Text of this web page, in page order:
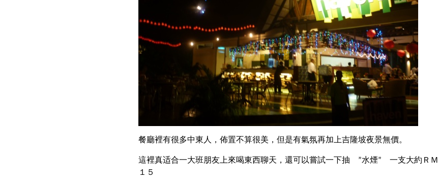
餐廳裡有很多中東人，佈置不算很美，但是有氣氛再加上吉隆坡夜景無價。
這裡真适合一大班朋友上來喝東西聊天，還可以嘗試一下抽 ”水煙” 一支大約ＲＭ
１５